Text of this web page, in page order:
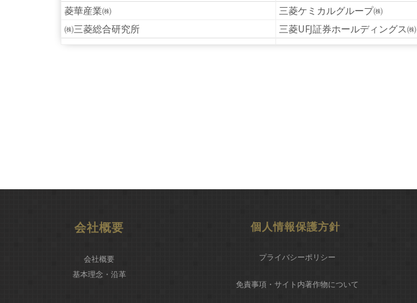
菱華産業㈱
三菱ケミカルグループ㈱
㈱三菱総合研究所
三菱UFJ証券ホールディングス㈱
会社概要
会社概要
基本理念・沿革
個人情報保護方針
プライバシーポリシー
免責事項・サイト内著作物について